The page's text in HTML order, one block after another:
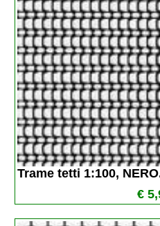
Trame tetti 1:100,
€